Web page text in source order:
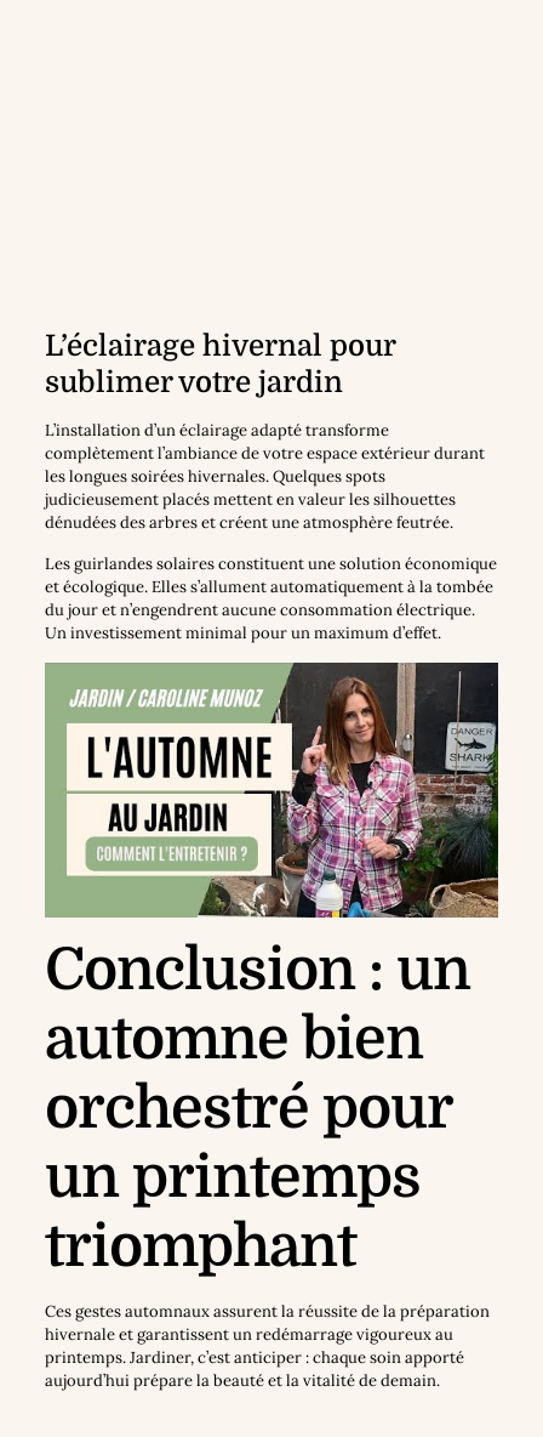
L’éclairage hivernal pour
sublimer votre jardin
L’installation d’un éclairage adapté transforme
complètement l’ambiance de votre espace extérieur durant
les longues soirées hivernales. Quelques spots
judicieusement placés mettent en valeur les silhouettes
dénudées des arbres et créent une atmosphère feutrée.
Les guirlandes solaires constituent une solution économique
et écologique. Elles s’allument automatiquement à la tombée
du jour et n’engendrent aucune consommation électrique.
Un investissement minimal pour un maximum d’effet.
Conclusion : un
automne bien
orchestré pour
un printemps
triomphant
Ces gestes automnaux assurent la réussite de la préparation
hivernale et garantissent un redémarrage vigoureux au
printemps. Jardiner, c’est anticiper : chaque soin apporté
aujourd’hui prépare la beauté et la vitalité de demain.